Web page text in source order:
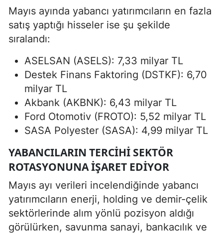
Mayıs ayında yabancı yatırımcıların en fazla
satış yaptığı hisseler ise şu şekilde
sıralandı:
ASELSAN (ASELS): 7,33 milyar TL
Destek Finans Faktoring (DSTKF): 6,70
milyar TL
Akbank (AKBNK): 6,43 milyar TL
Ford Otomotiv (FROTO): 5,52 milyar TL
SASA Polyester (SASA): 4,99 milyar TL
YABANCILARIN TERCIHI SEKTÖR
ROTASYONUNA IŞARET EDIYOR
Mayıs ayı verileri incelendiğinde yabancı
yatırımcıların enerji, holding ve demir-çelik
sektörlerinde alım yönlü pozisyon aldığı
görülürken, savunma sanayi, bankacılık ve